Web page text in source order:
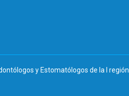
y Estomatólogos de la I región